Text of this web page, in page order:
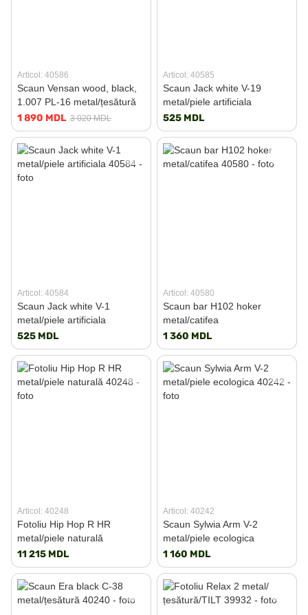
Articol: 40586
Scaun Vensan wood, black,
1.007 PL-16 metal/țesătură
1 890 MDL 3 020 MDL
Articol: 40585
Scaun Jack white V-19
metal/piele artificiala
525 MDL
Articol: 40584
Scaun Jack white V-1
metal/piele artificiala
525 MDL
Articol: 40580
Scaun bar H102 hoker
metal/catifea
1 360 MDL
Articol: 40248
Fotoliu Hip Hop R HR
metal/piele naturală
11 215 MDL
Articol: 40242
Scaun Sylwia Arm V-2
metal/piele ecologica
1 160 MDL